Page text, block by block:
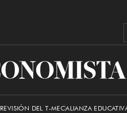
El
REVISIÓN DEL T-MECALIANZA